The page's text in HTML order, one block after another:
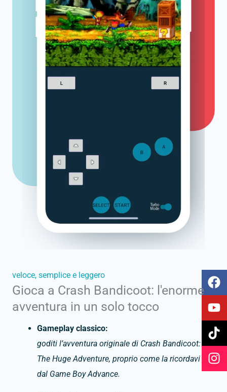
veloce, semplice e leggero
Gioca a Crash Bandicoot: l'enorme
avventura in un solo tocco
Gameplay classico:
goditi l’avventura originale di Crash Bandicoot:
The Huge Adventure, proprio come la ricordavi
dal Game Boy Advance.
F
a
c
e
b
o
o
k
Y
o
u
t
u
b
e
T
i
k
t
o
k
I
n
s
t
a
g
r
a